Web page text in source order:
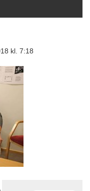
kl. 7:18